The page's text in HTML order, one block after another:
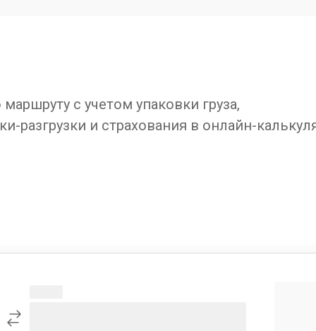
с учетом упаковки груза,
разгрузки и страхования в онлайн-